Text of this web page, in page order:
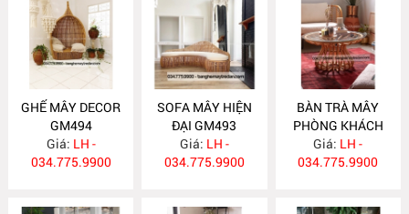
GHẾ MÂY DECOR
GM494
Giá: LH -
034.775.9900
SOFA MÂY HIỆN
ĐẠI GM493
Giá: LH -
034.775.9900
BÀN TRÀ MÂY
PHÒNG KHÁCH
HIỆN ĐẠI BM18
Giá: LH -
034.775.9900